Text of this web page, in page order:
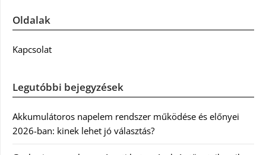
Oldalak
Kapcsolat
Legutóbbi bejegyzések
Akkumulátoros napelem rendszer működése és előnyei
2026-ban: kinek lehet jó választás?